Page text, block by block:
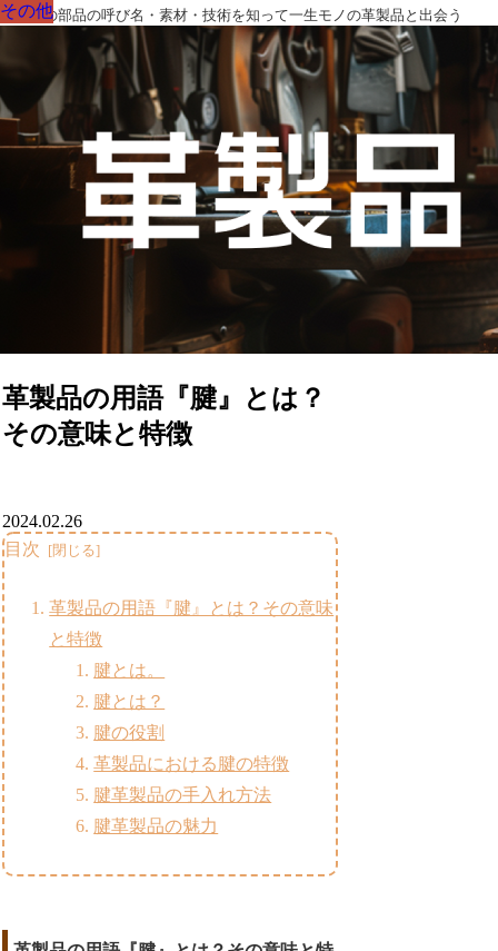
革製品の部品の呼び名・素材・技術を知って一生モノの革製品と出会う
革製品の用語『腱』とは？
その意味と特徴
その他
2024.02.26
目次
革製品の用語『腱』とは？その意味
と特徴
腱とは。
腱とは？
腱の役割
革製品における腱の特徴
腱革製品の手入れ方法
腱革製品の魅力
その他
その他
その他
その他
その他
その他